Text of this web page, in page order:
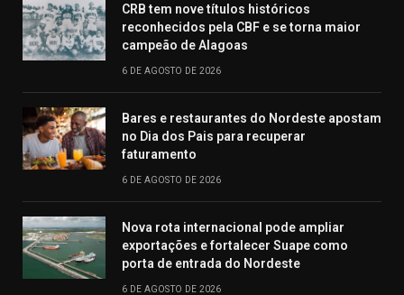
CRB tem nove títulos históricos
reconhecidos pela CBF e se torna maior
campeão de Alagoas
6 DE AGOSTO DE 2026
Bares e restaurantes do Nordeste apostam
no Dia dos Pais para recuperar
faturamento
6 DE AGOSTO DE 2026
Nova rota internacional pode ampliar
exportações e fortalecer Suape como
porta de entrada do Nordeste
6 DE AGOSTO DE 2026